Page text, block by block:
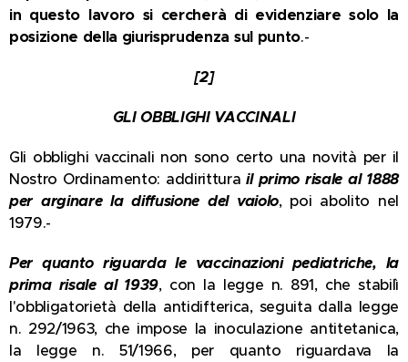
in questo lavoro si cercherà di evidenziare solo la
posizione della giurisprudenza sul punto.-
[2]
GLI OBBLIGHI VACCINALI
Gli obblighi vaccinali non sono certo una novità per il
Nostro Ordinamento: addiritturail primo risale al 1888
per arginare la diffusione del vaiolo, poi abolito nel
1979.-
Per quanto riguarda le vaccinazioni pediatriche, la
prima risale al 1939, con la legge n. 891, che stabilì
l'obbligatorietà della antidifterica, seguita dalla legge
n. 292/1963, che impose la inoculazione antitetanica,
la legge n. 51/1966, per quanto riguardava la